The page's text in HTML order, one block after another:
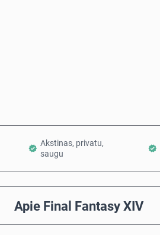
Akstinas, privatu,
saugu
Apie Final Fantasy XIV